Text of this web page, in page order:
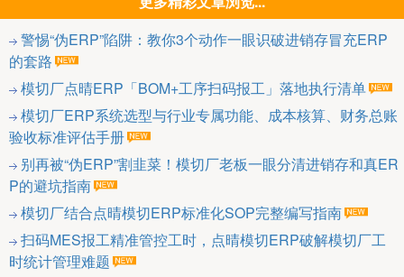
警惕“伪ERP”陷阱：教你3个动作一眼识破进销存冒充ERP
的套路
模切厂点晴ERP「BOM+工序扫码报工」落地执行清单
模切厂ERP系统选型与行业专属功能、成本核算、财务总账
验收标准评估手册
别再被“伪ERP”割韭菜！模切厂老板一眼分清进销存和真ER
P的避坑指南
模切厂结合点晴模切ERP标准化SOP完整编写指南
扫码MES报工精准管控工时，点晴模切ERP破解模切厂工
时统计管理难题